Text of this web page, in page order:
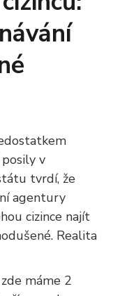
v
tvrdí, že
agentury
cizince najít
Realita
máme 2